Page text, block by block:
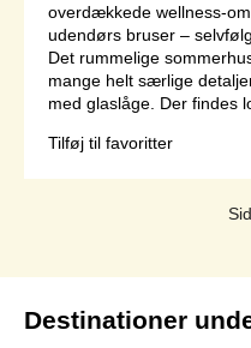
overdækkede wellness-
udendørs bruser –
Det rummelige
mange helt særlige
med glaslåge. Der findes
Tilføj til favoritter
Destinationer